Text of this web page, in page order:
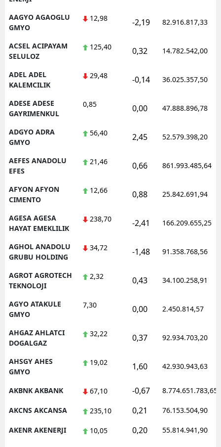
AAGYO AGAOGLU
GMYO
12,98 -2,19 82.916.817,33
ACSEL ACIPAYAM
SELULOZ
125,40 0,32 14.782.542,00
ADEL ADEL
KALEMCILIK
29,48 -0,14 36.025.357,50
ADESE ADESE
GAYRIMENKUL
0,85 0,00 47.888.896,78
ADGYO ADRA
GMYO
56,40 2,45 52.579.398,20
AEFES ANADOLU
EFES
21,46 0,66 861.993.485,64
AFYON AFYON
CIMENTO
12,66 0,88 25.842.691,94
AGESA AGESA
HAYAT EMEKLILIK
238,70 -2,41 166.209.655,25
AGHOL ANADOLU
GRUBU HOLDING
34,72 -1,48 91.358.768,56
AGROT AGROTECH
TEKNOLOJI
2,32 0,43 34.100.258,91
AGYO ATAKULE
GMYO
7,30 0,00 2.450.814,57
AHGAZ AHLATCI
DOGALGAZ
32,22 0,37 92.934.703,20
AHSGY AHES
GMYO
19,02 1,60 42.930.943,63
AKBNK AKBANK 67,10 -0,67 8.774.651.783,65
AKCNS AKCANSA 235,10 0,21 76.153.504,90
AKENR AKENERJI 10,05 0,20 55.814.941,90